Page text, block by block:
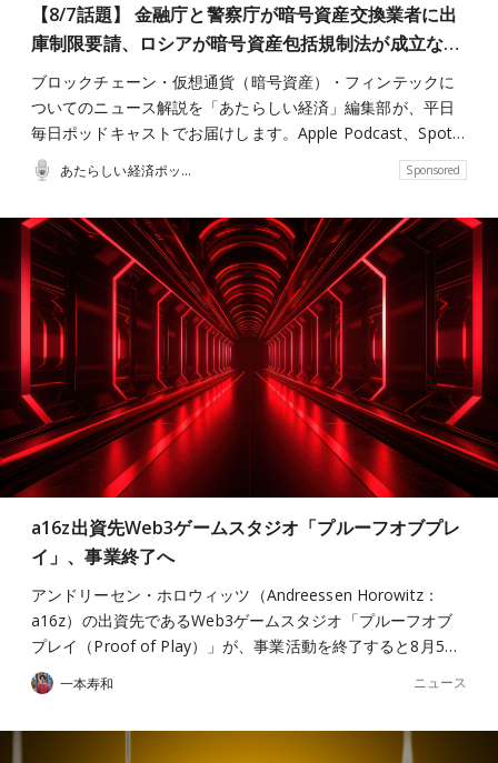
【8/7話題】 金融庁と警察庁が暗号資産交換業者に出
庫制限要請、ロシアが暗号資産包括規制法が成立な…
ブロックチェーン・仮想通貨（暗号資産）・フィンテックに
ついてのニュース解説を「あたらしい経済」編集部が、平日
毎日ポッドキャストでお届けします。Apple Podcast、Spot…
あたらしい経済ポッドキャスト Sponsored
a16z出資先Web3ゲームスタジオ「プルーフオブプレ
イ」、事業終了へ
アンドリーセン・ホロウィッツ（Andreessen Horowitz：
a16z）の出資先であるWeb3ゲームスタジオ「プルーフオブ
プレイ（Proof of Play）」が、事業活動を終了すると8月5…
一本寿和 ニュース